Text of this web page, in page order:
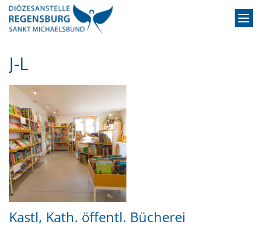
Zum Inhalt springen
J-L
Kastl, Kath. öffentl. Bücherei